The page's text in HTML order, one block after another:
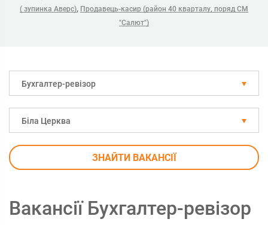
( зупинка Аверс), Продавець-касир (район 40 кварталу, поряд СМ
"Салют")
Бухгалтер-ревізор
Біла Церква
ЗНАЙТИ ВАКАНСІЇ
Вакансії Бухгалтер-ревізор